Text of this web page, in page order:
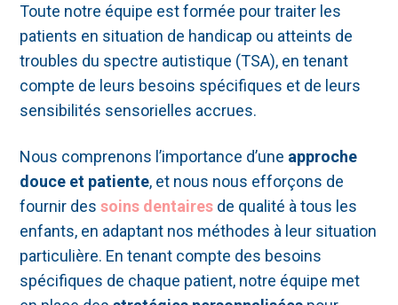
Toute notre équipe est formée pour traiter les
patients en situation de handicap ou atteints de
troubles du spectre autistique (TSA), en tenant
compte de leurs besoins spécifiques et de leurs
sensibilités sensorielles accrues.
Nous comprenons l’importance d’une approche
douce et patiente, et nous nous efforçons de
fournir dessoins dentaires de qualité à tous les
enfants, en adaptant nos méthodes à leur situation
particulière. En tenant compte des besoins
spécifiques de chaque patient, notre équipe met